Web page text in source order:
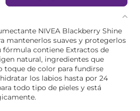
NIVEA Blackberry Shine
mantenerlos suaves y protegerlos
fórmula contiene Extractos de
natural, ingredientes que
toque de color para fundirse
los labios hasta por 24
todo tipo de pieles y está